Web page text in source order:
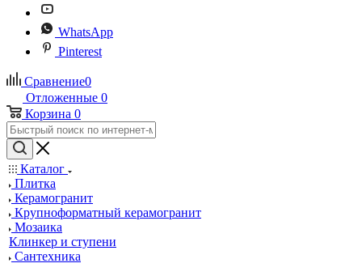
WhatsApp
Pinterest
Сравнение0
Отложенные 0
Корзина 0
Каталог
Плитка
Керамогранит
Крупноформатный керамогранит
Мозаика
Клинкер и ступени
Сантехника